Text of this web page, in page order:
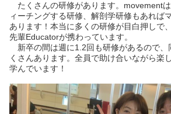
たくさんの研修があります。movement
ィーチングする研修、解剖学研修もあれば
あります！本当に多くの研修が目白押しで
先輩Educatorが携わっています。
新卒の間は週に1.2回も研修があるので、
くさんあります。全員で助け合いながら楽
学んでいます！